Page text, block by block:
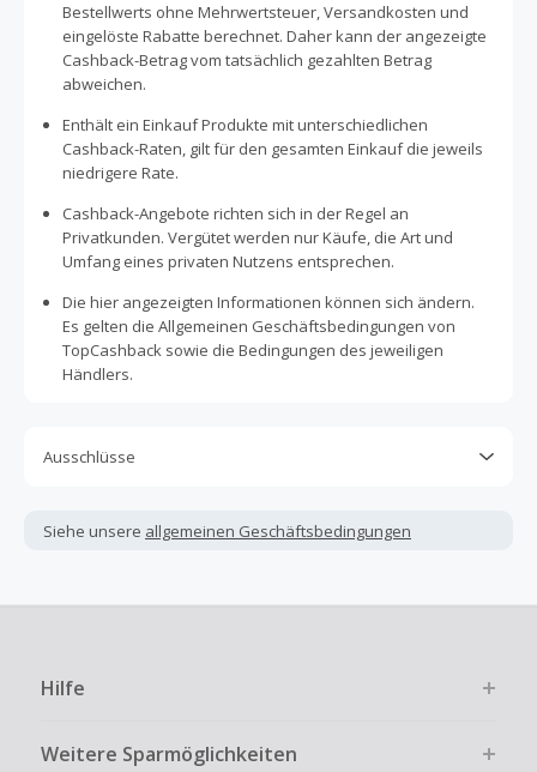
Bestellwerts ohne Mehrwertsteuer, Versandkosten und
eingelöste Rabatte berechnet. Daher kann der angezeigte
Cashback-Betrag vom tatsächlich gezahlten Betrag
abweichen.
Enthält ein Einkauf Produkte mit unterschiedlichen
Cashback-Raten, gilt für den gesamten Einkauf die jeweils
niedrigere Rate.
Cashback-Angebote richten sich in der Regel an
Privatkunden. Vergütet werden nur Käufe, die Art und
Umfang eines privaten Nutzens entsprechen.
Die hier angezeigten Informationen können sich ändern.
Es gelten die Allgemeinen Geschäftsbedingungen von
TopCashback sowie die Bedingungen des jeweiligen
Händlers.
Ausschlüsse
andere Sparprogramme verwendet werden, die nicht
ausdrücklich auf dieser Händlerseite von TopCashback
Kein Cashback für den Kauf von Geschenkgutscheinen
Bezahlvorgang ist nur dann cashbackfähig, wenn dies
ausdrücklich auf der Händlerseite erlaubt ist.
Stornierung, Kündigung eines Abonnements oder Widerruf
Siehe unsere allgemeinen Geschäftsbedingungen
Hilfe
Weitere Sparmöglichkeiten